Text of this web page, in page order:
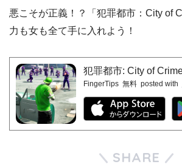
悪こそが正義！？「犯罪都市：City of
力も女も全て手に入れよう！
犯罪都市: City of
FingerTips 無料 posted with
SHARE